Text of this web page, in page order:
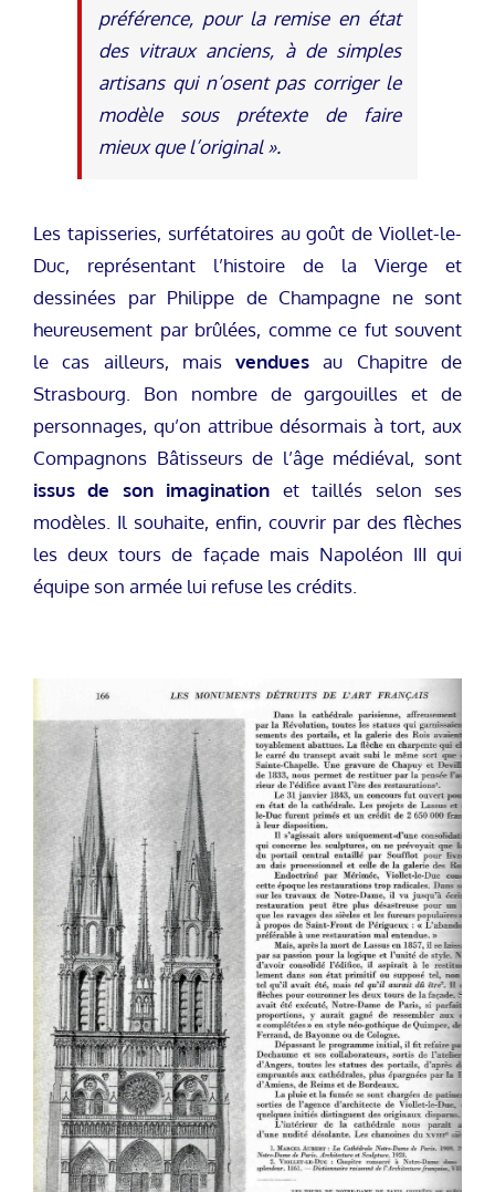
préférence, pour la remise en état
des vitraux anciens, à de simples
artisans qui n’osent pas corriger le
modèle sous prétexte de faire
mieux que l’original ».
Les tapisseries, surfétatoires au goût de Viollet-le-
Duc, représentant l’histoire de la Vierge et
dessinées par Philippe de Champagne ne sont
heureusement par brûlées, comme ce fut souvent
le cas ailleurs, maisvendues au Chapitre de
Strasbourg. Bon nombre de gargouilles et de
personnages, qu’on attribue désormais à tort, aux
Compagnons Bâtisseurs de l’âge médiéval, sont
issus de son imagination et taillés selon ses
modèles. Il souhaite, enfin, couvrir par des flèches
les deux tours de façade mais Napoléon III qui
équipe son armée lui refuse les crédits.